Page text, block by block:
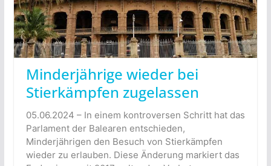
Minderjährige wieder bei
Stierkämpfen zugelassen
05.06.2024 – In einem kontroversen Schritt hat das
Parlament der Balearen entschieden,
Minderjährigen den Besuch von Stierkämpfen
wieder zu erlauben. Diese Änderung markiert das